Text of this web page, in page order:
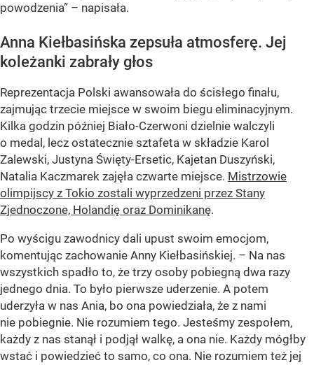
powodzenia” – napisała.
Anna Kiełbasińska zepsuła atmosferę. Jej
koleżanki zabrały głos
Reprezentacja Polski awansowała do ścisłego finału,
zajmując trzecie miejsce w swoim biegu eliminacyjnym.
Kilka godzin później Biało-Czerwoni dzielnie walczyli
o medal, lecz ostatecznie sztafeta w składzie Karol
Zalewski, Justyna Święty-Ersetic, Kajetan Duszyński,
Natalia Kaczmarek zajęła czwarte miejsce. Mistrzowie
olimpijscy z Tokio zostali wyprzedzeni przez Stany
Zjednoczone, Holandię oraz Dominikanę.
Po wyścigu zawodnicy dali upust swoim emocjom,
komentując zachowanie Anny Kiełbasińskiej. – Na nas
wszystkich spadło to, że trzy osoby pobiegną dwa razy
jednego dnia. To było pierwsze uderzenie. A potem
uderzyła w nas Ania, bo ona powiedziała, że z nami
nie pobiegnie. Nie rozumiem tego. Jesteśmy zespołem,
każdy z nas stanął i podjął walkę, a ona nie. Każdy mógłby
wstać i powiedzieć to samo, co ona. Nie rozumiem też jej